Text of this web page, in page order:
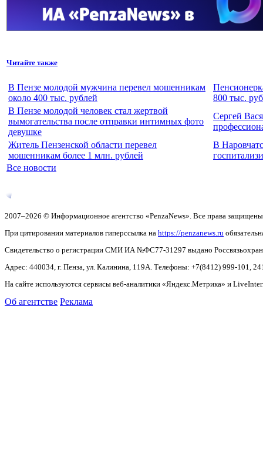
Читайте также
В Пензе молодой мужчина перевел мошенникам
около 400 тыс. рублей
800 тыс.
В Пензе молодой человек стал жертвой
вымогательства после отправки интимных фото
девушке
Сергей
Житель Пензенской области перевел
мошенникам более 1 млн. рублей
В
Все новости
2007–2026 © Информационное агентство «PenzaNews». Все права
При цитировании материалов гиперссылка на https://penzanews.ru
Свидетельство о регистрации СМИ ИА №ФС77-31297 выдано
Адрес: 440034, г. Пенза, ул. Калинина, 119А. Телефоны: +7(8412) 999-101,
На сайте используются сервисы веб-аналитики «Яндекс.Метрика» и
Об агентстве Реклама